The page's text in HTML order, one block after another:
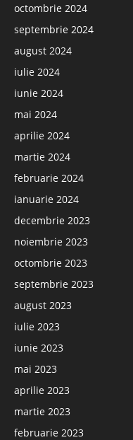
octombrie 2024
septembrie 2024
august 2024
iulie 2024
iunie 2024
mai 2024
aprilie 2024
martie 2024
februarie 2024
ianuarie 2024
decembrie 2023
noiembrie 2023
octombrie 2023
septembrie 2023
august 2023
iulie 2023
iunie 2023
mai 2023
aprilie 2023
martie 2023
februarie 2023